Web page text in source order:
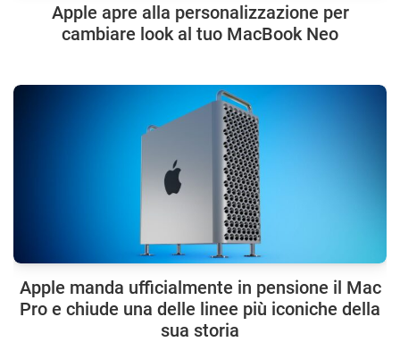
Apple apre alla personalizzazione per
cambiare look al tuo MacBook Neo
Apple manda ufficialmente in pensione il Mac
Pro e chiude una delle linee più iconiche della
sua storia